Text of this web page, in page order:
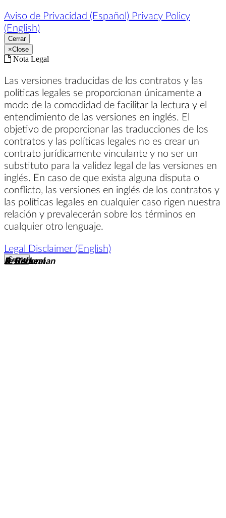
R. Beineman
B. Rabon
Jesús Leal
Aviso de Privacidad (Español) Privacy Policy
(English)
Cerrar
×Close
Nota Legal
Las versiones traducidas de los contratos y las
políticas legales se proporcionan únicamente a
modo de la comodidad de facilitar la lectura y el
entendimiento de las versiones en inglés. El
objetivo de proporcionar las traducciones de los
contratos y las políticas legales no es crear un
contrato jurídicamente vinculante y no ser un
substituto para la validez legal de las versiones en
inglés. En caso de que exista alguna disputa o
conflicto, las versiones en inglés de los contratos y
las políticas legales en cualquier caso rigen nuestra
relación y prevalecerán sobre los términos en
cualquier otro lenguaje.
Legal Disclaimer (English)
Cerrar